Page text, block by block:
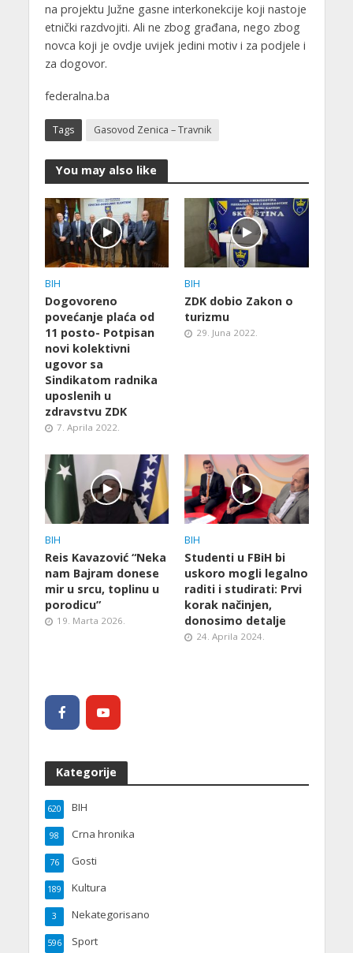
na projektu Južne gasne interkonekcije koji nastoje
etnički razdvojiti. Ali ne zbog građana, nego zbog
novca koji je ovdje uvijek jedini motiv i za podjele i
za dogovor.
federalna.ba
Tags Gasovod Zenica – Travnik
You may also like
BIH
Dogovoreno
povećanje plaća od
11 posto- Potpisan
novi kolektivni
ugovor sa
Sindikatom radnika
uposlenih u
zdravstvu ZDK
7. Aprila 2022.
BIH
ZDK dobio Zakon o
turizmu
29. Juna 2022.
BIH
Reis Kavazović “Neka
nam Bajram donese
mir u srcu, toplinu u
porodicu”
19. Marta 2026.
BIH
Studenti u FBiH bi
uskoro mogli legalno
raditi i studirati: Prvi
korak načinjen,
donosimo detalje
24. Aprila 2024.
Kategorije
BIH
620
Crna hronika
98
Gosti
76
Kultura
189
Nekategorisano
3
Sport
596